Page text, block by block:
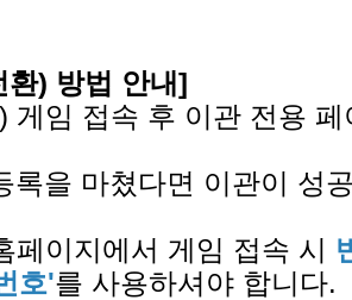
환) 방법 안내]
게임 접속 후 이관 전용
을 마쳤다면 이관이 성
페이지에서 게임 접속 시
호'를 사용하셔야 합니다.